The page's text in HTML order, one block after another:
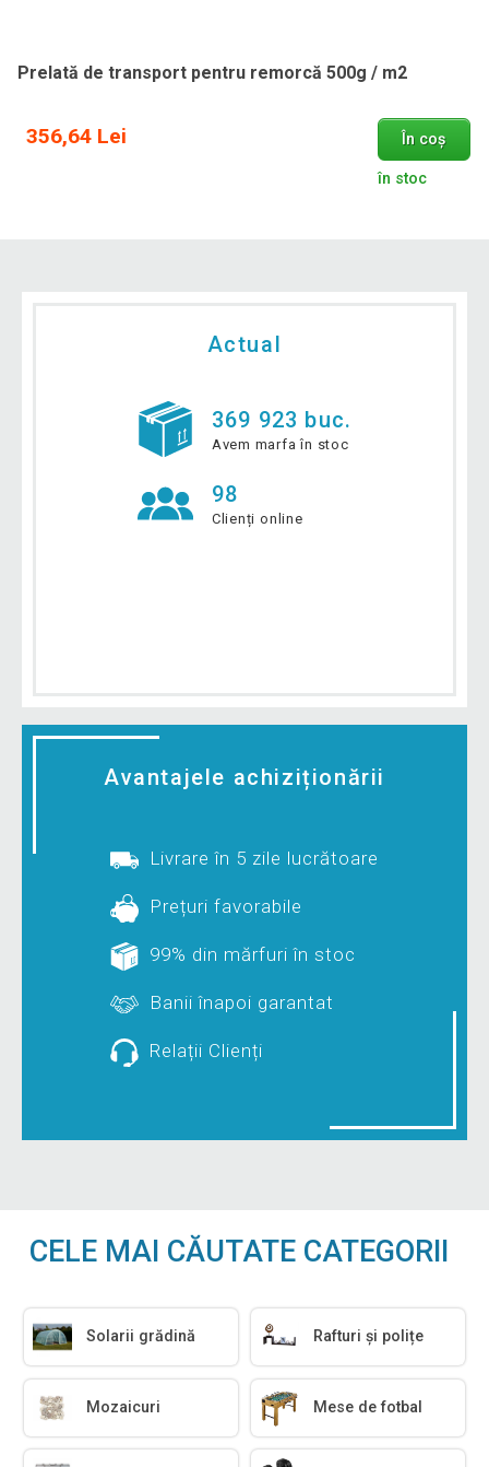
Prelată de transport pentru remorcă 500g / m2
356,64 Lei În coș
în stoc
Actual
369 923 buc.
Avem marfa în stoc
98
Clienți online
Avantajele achiziționării
Livrare în 5 zile lucrătoare
Prețuri favorabile
99% din mărfuri în stoc
Banii înapoi garantat
Relații Clienți
CELE MAI CĂUTATE CATEGORII
Solarii grădină Rafturi și polițe
Mozaicuri Mese de fotbal